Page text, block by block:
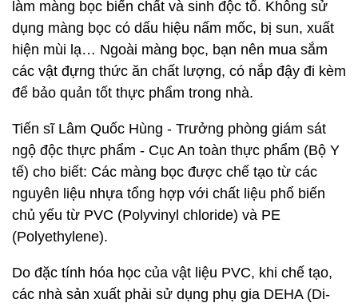
làm màng bọc biến chất và sinh độc tố. Không sử
dụng màng bọc có dấu hiệu nấm mốc, bị sun, xuất
hiện mùi lạ… Ngoài màng bọc, bạn nên mua sắm
các vật đựng thức ăn chất lượng, có nắp đậy đi kèm
để bảo quản tốt thực phẩm trong nhà.
Tiến sĩ Lâm Quốc Hùng - Trưởng phòng giám sát
ngộ độc thực phẩm - Cục An toàn thực phẩm (Bộ Y
tế) cho biết: Các màng bọc được chế tạo từ các
nguyên liệu nhựa tổng hợp với chất liệu phổ biến
chủ yếu từ PVC (Polyvinyl chloride) và PE
(Polyethylene).
Do đặc tính hóa học của vật liệu PVC, khi chế tạo,
các nhà sản xuất phải sử dụng phụ gia DEHA (Di-